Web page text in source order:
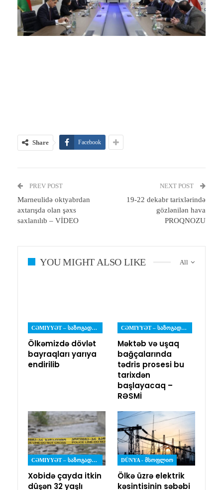
Share Facebook
PREV POST
Marneulidə oktyabrdan
axtarışda olan şəxs
saxlanılıb – VİDEO
NEXT POST
19-22 dekabr tarixlərində
gözlənilən hava
PROQNOZU
All
YOU MIGHT ALSO LIKE
CƏMIYYƏT – ᲡᲐᲖᲝᲒᲐᲓᲝᲔᲑᲐ
Ölkəmizdə dövlət
bayraqları yarıya
endirilib
CƏMIYYƏT – ᲡᲐᲖᲝᲒᲐᲓᲝᲔᲑᲐ
Məktəb və uşaq
bağçalarında
tədris prosesi bu
tarixdən
başlayacaq –
RƏSMİ
CƏMIYYƏT – ᲡᲐᲖᲝᲒᲐᲓᲝᲔᲑᲐ
Xobidə çayda itkin
düşən 32 yaşlı
DÜNYA - ᲛᲡᲝᲤᲚᲘᲝ
Ölkə üzrə elektrik
kəsintisinin səbəbi